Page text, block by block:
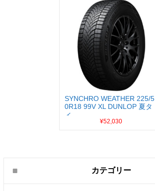
SYNCHRO WEATHER 225/5
0R18 99V XL DUNLOP 夏タ
イ...
¥52,030
カテゴリー